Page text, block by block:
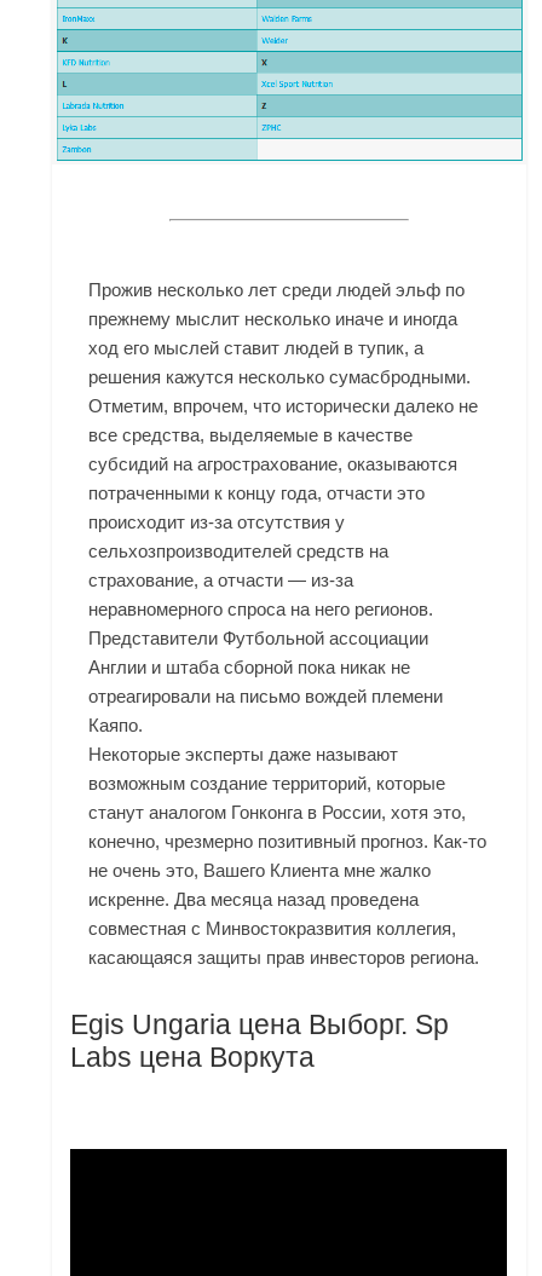
Прожив несколько лет среди людей эльф по
прежнему мыслит несколько иначе и иногда
ход его мыслей ставит людей в тупик, а
решения кажутся несколько сумасбродными.
Отметим, впрочем, что исторически далеко не
все средства, выделяемые в качестве
субсидий на агрострахование, оказываются
потраченными к концу года, отчасти это
происходит из-за отсутствия у
сельхозпроизводителей средств на
страхование, а отчасти — из-за
неравномерного спроса на него регионов.
Представители Футбольной ассоциации
Англии и штаба сборной пока никак не
отреагировали на письмо вождей племени
Каяпо.
Некоторые эксперты даже называют
возможным создание территорий, которые
станут аналогом Гонконга в России, хотя это,
конечно, чрезмерно позитивный прогноз. Как-то
не очень это, Вашего Клиента мне жалко
искренне. Два месяца назад проведена
совместная с Минвостокразвития коллегия,
касающаяся защиты прав инвесторов региона.
Egis Ungaria цена Выборг. Sp
Labs цена Воркута